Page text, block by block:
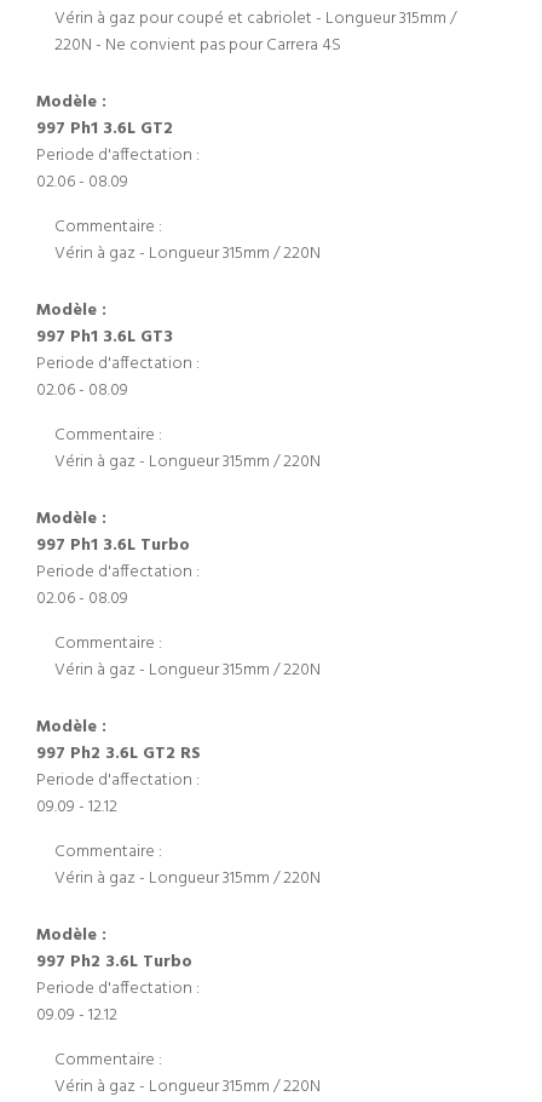
Vérin à gaz pour coupé et cabriolet - Longueur 315mm /
220N - Ne convient pas pour Carrera 4S
Modèle :
997 Ph1 3.6L GT2
Periode d'affectation :
02.06 - 08.09
Commentaire :
Vérin à gaz - Longueur 315mm / 220N
Modèle :
997 Ph1 3.6L GT3
Periode d'affectation :
02.06 - 08.09
Commentaire :
Vérin à gaz - Longueur 315mm / 220N
Modèle :
997 Ph1 3.6L Turbo
Periode d'affectation :
02.06 - 08.09
Commentaire :
Vérin à gaz - Longueur 315mm / 220N
Modèle :
997 Ph2 3.6L GT2 RS
Periode d'affectation :
09.09 - 12.12
Commentaire :
Vérin à gaz - Longueur 315mm / 220N
Modèle :
997 Ph2 3.6L Turbo
Periode d'affectation :
09.09 - 12.12
Commentaire :
Vérin à gaz - Longueur 315mm / 220N